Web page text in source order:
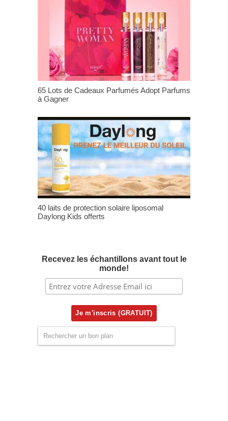
65 Lots de Cadeaux Parfumés Adopt Parfums
à Gagner
40 laits de protection solaire liposomal
Daylong Kids offerts
Recevez les échantillons avant tout le
monde!